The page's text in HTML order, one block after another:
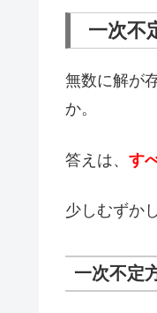
一次不
無数に解が
か。
答えは、 す
少しむずか
一次不定